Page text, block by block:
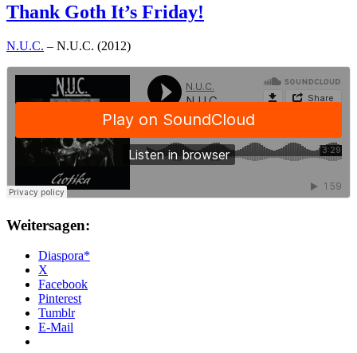
Thank Goth It’s Friday!
N.U.C. – N.U.C. (2012)
Weitersagen:
Diaspora*
X
Facebook
Pinterest
Tumblr
E-Mail